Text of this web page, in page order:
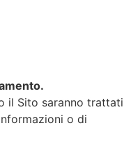
il Sito saranno trattati
o di